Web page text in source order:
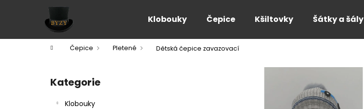
Klobouky Čepice Kšiltovky Šátky a šály
Domů
Čepice Pletené Dětská čepice zavazovací
Přeskočit
kategorie
Kategorie
Klobouky
í
Zpět
do
Zpět
do
Co potřebujete najít?